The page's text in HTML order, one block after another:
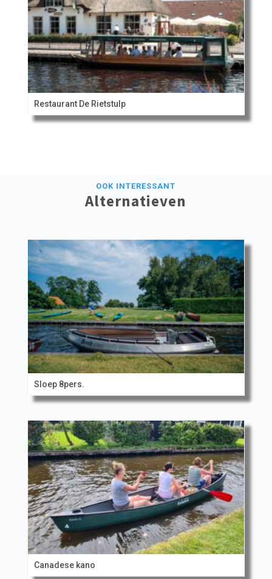
Restaurant De Rietstulp
OOK INTERESSANT
Alternatieven
Sloep 8pers.
Canadese kano